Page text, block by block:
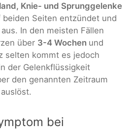
Knie- und Sprunggelenke
Seiten entzündet und
In den meisten Fällen
über 3-4 Wochen und
selten kommt es jedoch
der Gelenkflüssigkeit
den genannten Zeitraum
bei